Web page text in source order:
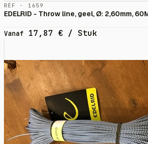
RÉF · 1659
EDELRID - Throw line, geel, Ø: 2,60mm,
Vanaf 17,87 € / Stuk